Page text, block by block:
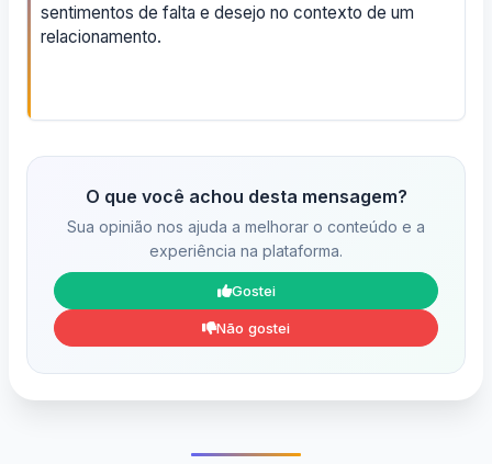
sentimentos de falta e desejo no contexto de um
relacionamento.
O que você achou desta mensagem?
Sua opinião nos ajuda a melhorar o conteúdo e a
experiência na plataforma.
Gostei
Não gostei